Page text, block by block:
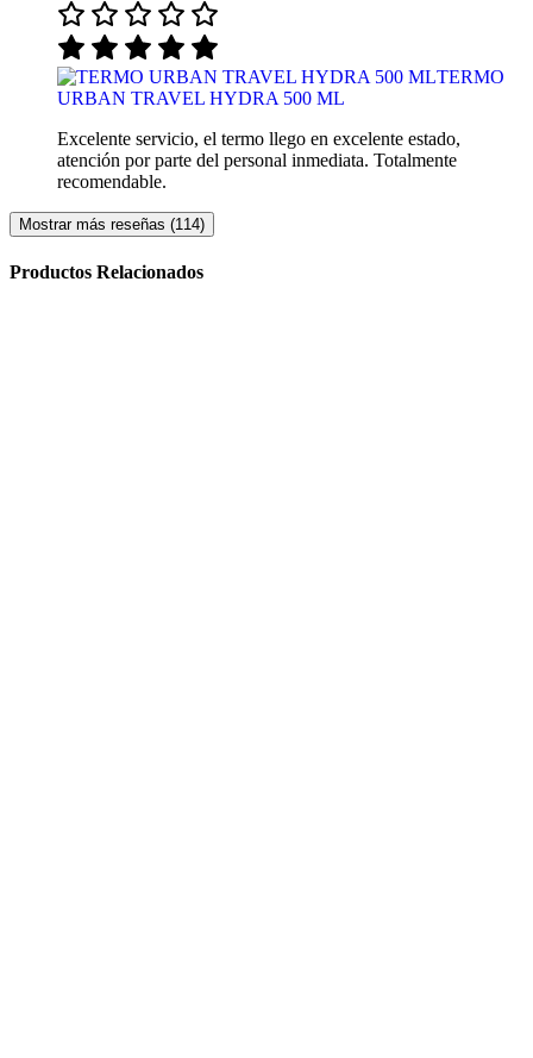
TERMO
URBAN TRAVEL HYDRA 500 ML
Excelente servicio, el termo llego en excelente estado,
atención por parte del personal inmediata. Totalmente
recomendable.
Mostrar más reseñas (114)
Productos Relacionados